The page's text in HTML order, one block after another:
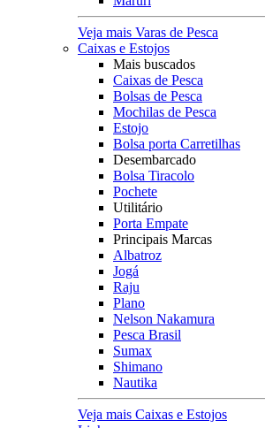
Veja mais Varas de Pesca
Caixas e Estojos
Mais buscados
Caixas de Pesca
Bolsas de Pesca
Mochilas de Pesca
Estojo
Bolsa porta Carretilhas
Desembarcado
Bolsa Tiracolo
Pochete
Utilitário
Porta Empate
Principais Marcas
Albatroz
Jogá
Raju
Plano
Nelson Nakamura
Pesca Brasil
Sumax
Shimano
Nautika
Veja mais Caixas e Estojos